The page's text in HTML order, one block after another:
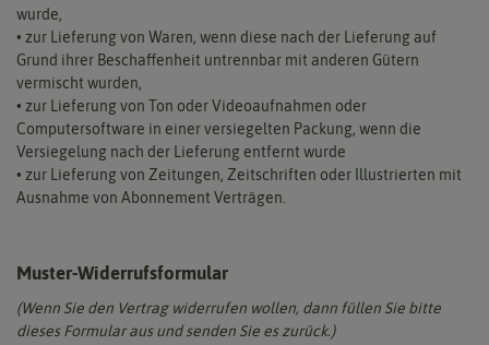
wurde,
• zur Lieferung von Waren, wenn diese nach der Lieferung auf
Grund ihrer Beschaffenheit untrennbar mit anderen Gütern
vermischt wurden,
• zur Lieferung von Ton oder Videoaufnahmen oder
Computersoftware in einer versiegelten Packung, wenn die
Versiegelung nach der Lieferung entfernt wurde
• zur Lieferung von Zeitungen, Zeitschriften oder Illustrierten mit
Ausnahme von Abonnement Verträgen.
Muster-Widerrufsformular
(Wenn Sie den Vertrag widerrufen wollen, dann füllen Sie bitte
dieses Formular aus und senden Sie es zurück.)